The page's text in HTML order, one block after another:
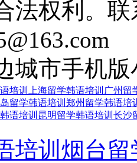
法权利。
城市手机版
培训 上海留学韩语培训 广州留
留学韩语培训 郑州留学韩语培
语培训 昆明留学韩语培训 长沙
培训 烟台留